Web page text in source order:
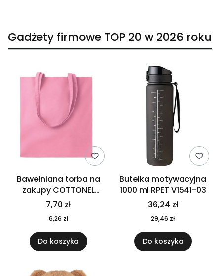
Gadżety firmowe TOP 20 w 2026 roku
Bawełniana torba na
zakupy COTTONEL
COLOUR++ MO9846-11
7,70 zł
6,26 zł
Do koszyka
Butelka motywacyjna
1000 ml RPET V1541-03
36,24 zł
29,46 zł
Do koszyka